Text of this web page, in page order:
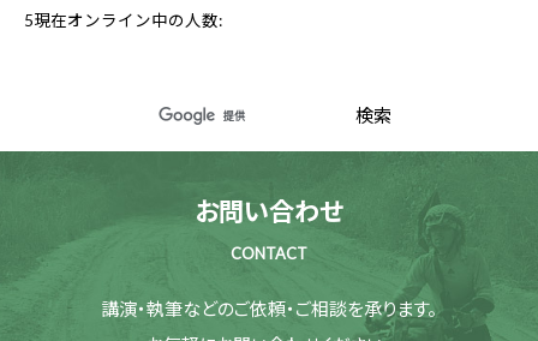
5現在オンライン中の人数:
お問い合わせ
CONTACT
講演・執筆などのご依頼・ご相談を承ります。